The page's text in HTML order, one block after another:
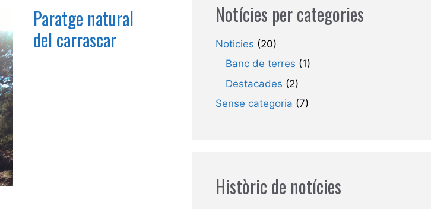
Paratge natural
del carrascar
Notícies per categories
Noticies (20)
Banc de terres (1)
Destacades (2)
Sense categoria (7)
Històric de notícies